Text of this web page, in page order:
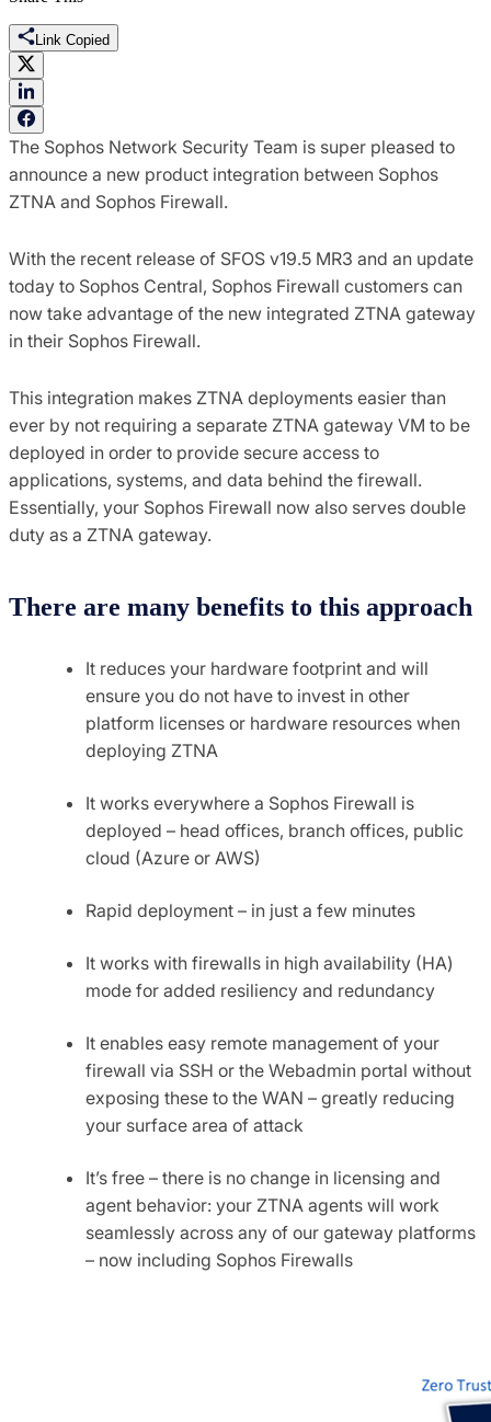
Link Copied
The Sophos Network Security Team is super pleased to
announce a new product integration between Sophos
ZTNA and Sophos Firewall.
With the recent release of SFOS v19.5 MR3 and an update
today to Sophos Central, Sophos Firewall customers can
now take advantage of the new integrated ZTNA gateway
in their Sophos Firewall.
This integration makes ZTNA deployments easier than
ever by not requiring a separate ZTNA gateway VM to be
deployed in order to provide secure access to
applications, systems, and data behind the firewall.
Essentially, your Sophos Firewall now also serves double
duty as a ZTNA gateway.
There are many benefits to this approach
It reduces your hardware footprint and will
ensure you do not have to invest in other
platform licenses or hardware resources when
deploying ZTNA
It works everywhere a Sophos Firewall is
deployed – head offices, branch offices, public
cloud (Azure or AWS)
Rapid deployment – in just a few minutes
It works with firewalls in high availability (HA)
mode for added resiliency and redundancy
It enables easy remote management of your
firewall via SSH or the Webadmin portal without
exposing these to the WAN – greatly reducing
your surface area of attack
It’s free – there is no change in licensing and
agent behavior: your ZTNA agents will work
seamlessly across any of our gateway platforms
– now including Sophos Firewalls